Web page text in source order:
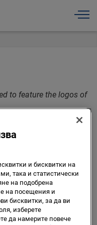
to feature the logos of
Touch UI
и бисквитки на
така и статистически
на подобрена
на посещения и
бисквитки, за да ви
изберете
да намерите повече